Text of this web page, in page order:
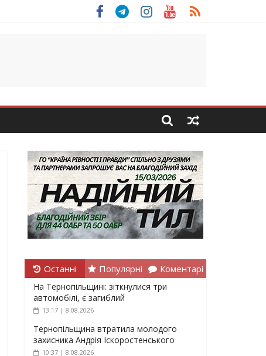
Останні Популярні Коментарі
На Тернопільщині: зіткнулися три
автомобілі, є загиблий
13:17 | 8.08.2026
Тернопільщина втратила молодого
захисника Андрія Іскоростенського
10:37 | 8.08.2026